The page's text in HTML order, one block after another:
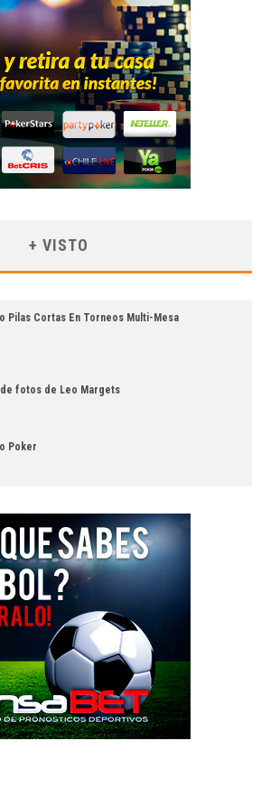
+ VISTO
Pilas Cortas En Torneos Multi-Mesa
fotos de Leo Margets
Poker